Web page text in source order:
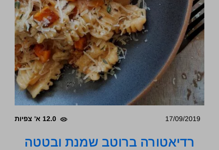
17/09/2019 12.0 א' צפיות
רדיאטורה ברוטב שמנת ובטטה